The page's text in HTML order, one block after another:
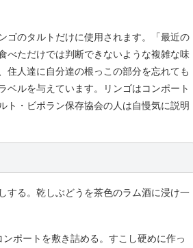
ゴのタルトだけに使用されます。「最近の
べただけでは判断できないような複雑な味
住人達に自分達の根っこの部分を忘れても
ベルを与えています。リンゴはコンポート
ト・ビポラン保存協会の人は自慢気に説明
する。乾しぶどうを茶色のラム酒に浸け一
ポートを敷き詰める。すこし硬めに作っ